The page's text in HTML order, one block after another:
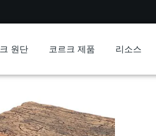
원단 코르크 제품 리소스